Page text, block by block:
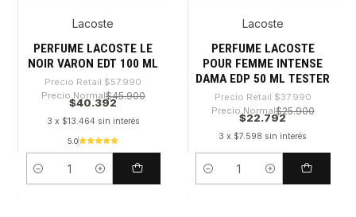
Lacoste
PERFUME LACOSTE LE
NOIR VARON EDT 100 ML
Precio Retail $57.990
Precio Normal$45.900
$40.392
3 x $13.464 sin interés
5.0
Cantidad
Lacoste
PERFUME LACOSTE
POUR FEMME INTENSE
DAMA EDP 50 ML TESTER
Precio Retail $37.990
Precio Normal$25.900
$22.792
3 x $7.598 sin interés
Cantidad